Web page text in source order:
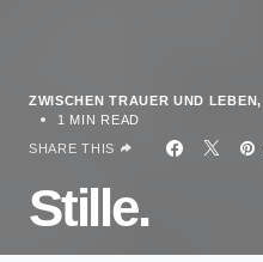
ZWISCHEN TRAUER UND LEBEN
1 MIN READ
SHARE THIS
Stille.